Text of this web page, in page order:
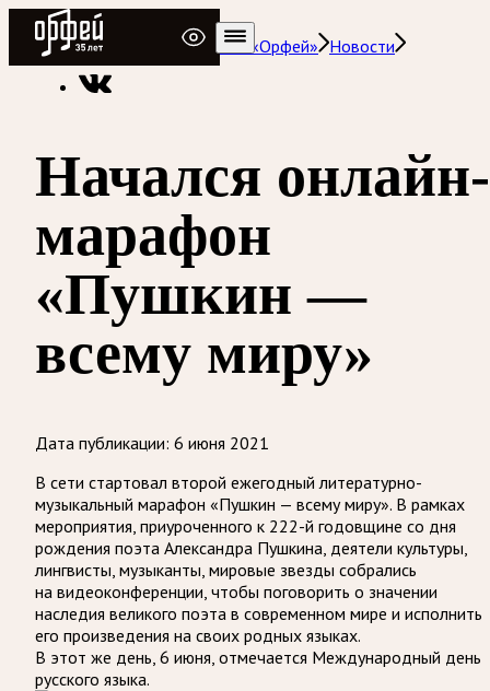
Радио Орфей
Радио классической музыки «Орфей» Новости
Начался онлайн-
марафон
«Пушкин —
всему миру»
Дата публикации: 6 июня 2021
В сети стартовал второй ежегодный литературно-
музыкальный марафон «Пушкин — всему миру». В рамках
мероприятия, приуроченного к 222-й годовщине со дня
рождения поэта Александра Пушкина, деятели культуры,
лингвисты, музыканты, мировые звезды собрались
на видеоконференции, чтобы поговорить о значении
наследия великого поэта в современном мире и исполнить
его произведения на своих родных языках.
В этот же день, 6 июня, отмечается Международный день
русского языка.